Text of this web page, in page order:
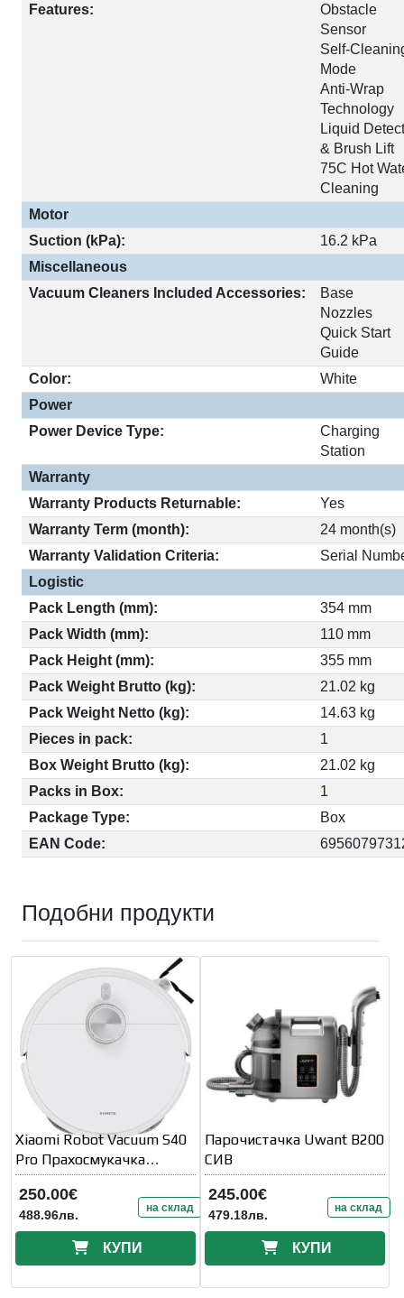
Features:
Obstacle
Sensor
Self-
Mode
Anti-Wrap
Technology
Liquid
& Brush Lift
75C Hot
Cleaning
Motor
Suction (kPa):
16.2 kPa
Miscellaneous
Vacuum Cleaners Included Accessories:
Base
Nozzles
Quick Start
Guide
Color:
White
Power
Power Device Type:
Charging
Station
Warranty
Warranty Products Returnable:
Yes
Warranty Term (month):
24 month(s)
Warranty Validation Criteria:
Serial
Logistic
Pack Length (mm):
354 mm
Pack Width (mm):
110 mm
Pack Height (mm):
355 mm
Pack Weight Brutto (kg):
21.02 kg
Pack Weight Netto (kg):
14.63 kg
Pieces in pack:
1
Box Weight Brutto (kg):
21.02 kg
Packs in Box:
1
Package Type:
Box
EAN Code:
Подобни продукти
Xiaomi Robot Vacuum S40
Pro Прахосмукачка
робот,бял
250.00€
488.96лв. на склад
КУПИ
Парочистачка Uwant B200
СИВ
245.00€
479.18лв. на склад
КУПИ